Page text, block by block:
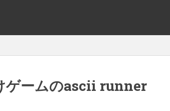
ゲームのascii runner